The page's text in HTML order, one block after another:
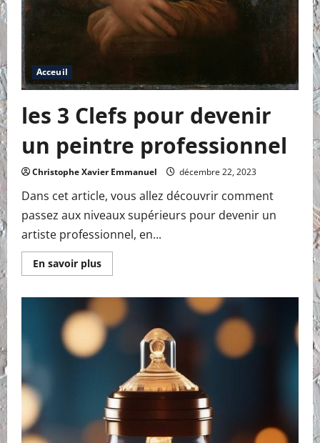
Acceuil
les 3 Clefs pour devenir
un peintre professionnel
Christophe Xavier Emmanuel décembre 22, 2023
Dans cet article, vous allez découvrir comment
passez aux niveaux supérieurs pour devenir un
artiste professionnel, en...
En savoir plusEn
savoir
Clefs
pour
devenir
un
professionnel